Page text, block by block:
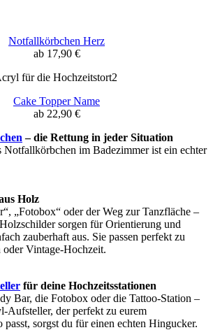
Notfallkörbchen Herz
ab 17,90 €
Cake Topper Name
ab 22,90 €
– die Rettung in jeder Situation
Notfallkörbchen im Badezimmer ist ein echter
Holz
„Fotobox“ oder der Weg zur Tanzfläche –
sorgen für Orientierung und
zauberhaft aus. Sie passen perfekt zu
oder Vintage-Hochzeit.
für deine Hochzeitsstationen
Bar, die Fotobox oder die Tattoo-Station –
Aufsteller, der perfekt zu eurem
passt, sorgst du für einen echten Hingucker.